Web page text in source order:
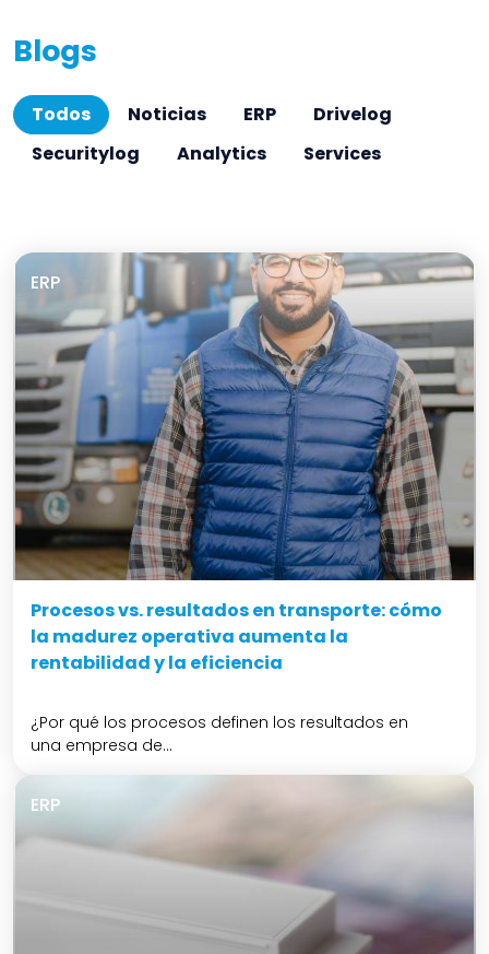
Blogs
Todos Noticias ERP
Drivelog
Securitylog
Analytics Services
ERP
Procesos vs. resultados en transporte: cómo
la madurez operativa aumenta la
rentabilidad y la eficiencia
¿Por qué los procesos definen los resultados en
una empresa de...
ERP